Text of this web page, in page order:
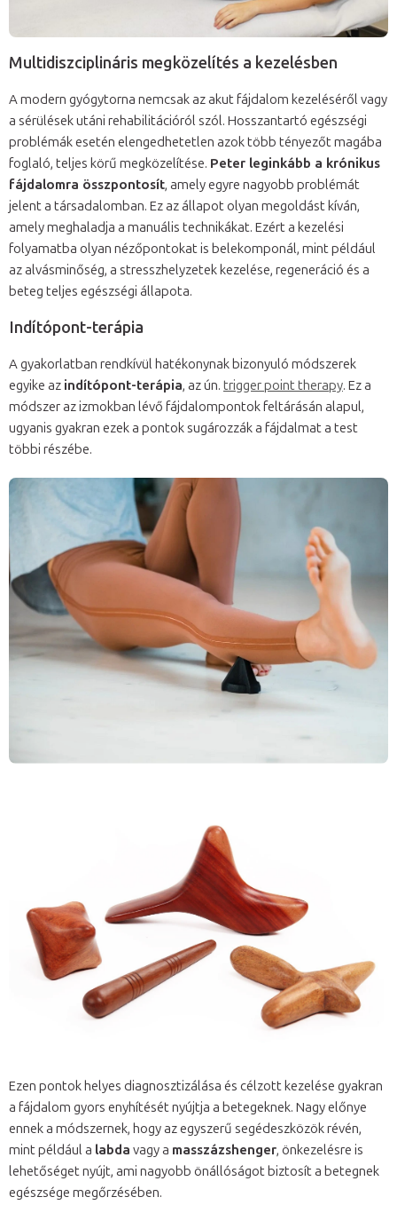
Multidiszciplináris megközelítés a kezelésben
A modern gyógytorna nemcsak az akut fájdalom kezeléséről vagy
a sérülések utáni rehabilitációról szól. Hosszantartó egészségi
problémák esetén elengedhetetlen azok több tényezőt magába
foglaló, teljes körű megközelítése. Peter leginkább a krónikus
fájdalomra összpontosít, amely egyre nagyobb problémát
jelent a társadalomban. Ez az állapot olyan megoldást kíván,
amely meghaladja a manuális technikákat. Ezért a kezelési
folyamatba olyan nézőpontokat is belekomponál, mint például
az alvásminőség, a stresszhelyzetek kezelése, regeneráció és a
beteg teljes egészségi állapota.
Indítópont-terápia
A gyakorlatban rendkívül hatékonynak bizonyuló módszerek
egyike az indítópont-terápia, az ún. trigger point therapy. Ez a
módszer az izmokban lévő fájdalompontok feltárásán alapul,
ugyanis gyakran ezek a pontok sugározzák a fájdalmat a test
többi részébe.
Ezen pontok helyes diagnosztizálása és célzott kezelése gyakran
a fájdalom gyors enyhítését nyújtja a betegeknek. Nagy előnye
ennek a módszernek, hogy az egyszerű segédeszközök révén,
mint például a labda vagy a masszázshenger, önkezelésre is
lehetőséget nyújt, ami nagyobb önállóságot biztosít a betegnek
egészsége megőrzésében.